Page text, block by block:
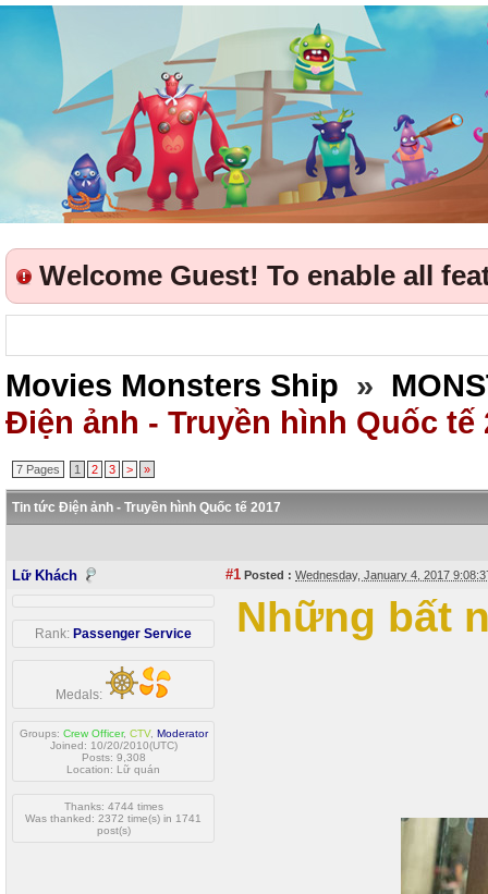
Welcome Guest! To enable all
Movies Monsters Ship »
Điện ảnh - Truyền hình Quốc tế
7 Pages 1 2 3 > »
Tin tức Điện ảnh - Truyền hình Quốc tế 2017
Lữ Khách #1 Posted : Wednesday, January 4, 2017
Rank: Passenger Service
Medals:
Groups: Crew Officer, CTV, Moderator
Joined: 10/20/2010(UTC)
Posts: 9,308
Location: Lữ quán
Thanks: 4744 times
Was thanked: 2372 time(s) in 1741
post(s)
Những bất